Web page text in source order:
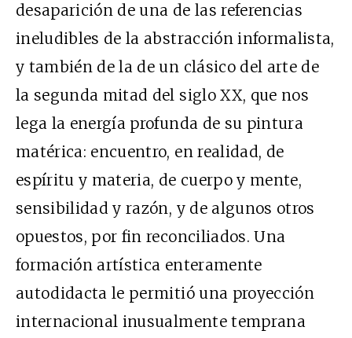
desaparición de una de las referencias
ineludibles de la abstracción informalista,
y también de la de un clásico del arte de
la segunda mitad del siglo XX, que nos
lega la energía profunda de su pintura
matérica: encuentro, en realidad, de
espíritu y materia, de cuerpo y mente,
sensibilidad y razón, y de algunos otros
opuestos, por fin reconciliados. Una
formación artística enteramente
autodidacta le permitió una proyección
internacional inusualmente temprana